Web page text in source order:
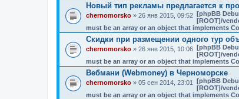
Новый тип рекламы предлагается к
chernomorsko » 26 янв 2015, 09:52 [phpBB
[ROOT]/
must be an array or an object that implements
Скидки при размещении одного тур
chernomorsko » 26 янв 2015, 10:06 [phpBB
[ROOT]/
must be an array or an object that implements
Вебмани (Webmoney) в Черноморске
chernomorsko » 05 сен 2014, 23:01 [phpBB
[ROOT]/
must be an array or an object that implements